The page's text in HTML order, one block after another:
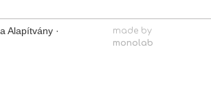
Alapítvány ·
made by
monolab